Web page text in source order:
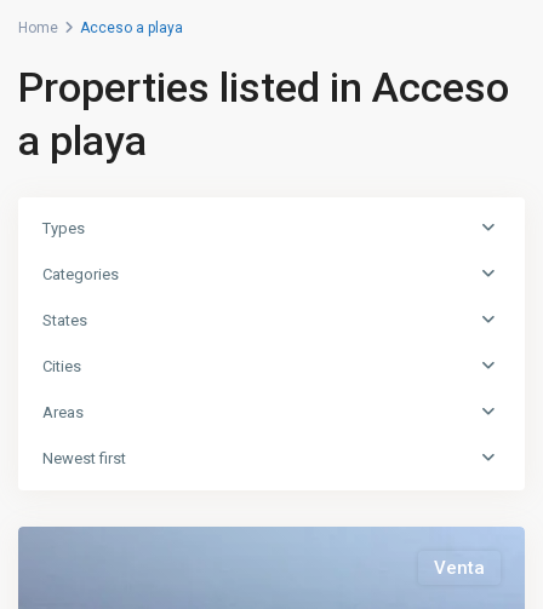
Home Acceso a playa
Properties listed in Acceso
a playa
Types
Categories
States
Cities
Areas
Newest first
Venta